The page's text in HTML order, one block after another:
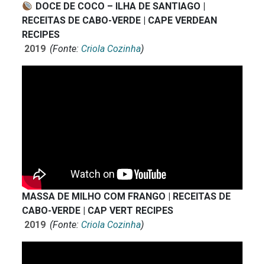
DOCE DE COCO – ILHA DE SANTIAGO |
RECEITAS DE CABO-VERDE | CAPE VERDEAN
RECIPES
2019 (Fonte: Criola Cozinha)
MASSA DE MILHO COM FRANGO | RECEITAS DE
CABO-VERDE | CAP VERT RECIPES
2019 (Fonte: Criola Cozinha)